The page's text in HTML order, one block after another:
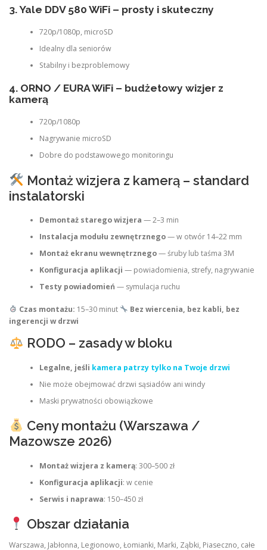
3. Yale DDV 580 WiFi – prosty i skuteczny
720p/1080p, microSD
Idealny dla seniorów
Stabilny i bezproblemowy
4. ORNO / EURA WiFi – budżetowy wizjer z
kamerą
720p/1080p
Nagrywanie microSD
Dobre do podstawowego monitoringu
Montaż wizjera z kamerą – standard
instalatorski
Demontaż starego wizjera — 2–3 min
Instalacja modułu zewnętrznego— w otwór 14–22 mm
Montaż ekranu wewnętrznego— śruby lub taśma 3M
Konfiguracja aplikacji — powiadomienia, strefy, nagrywanie
Testy powiadomień — symulacja ruchu
Czas montażu: 15–30 minut
Bez wiercenia, bez kabli, bez
ingerencji w drzwi
RODO – zasady w bloku
Legalne, jeśli kamera patrzy tylko na Twoje drzwi
Nie może obejmować drzwi sąsiadów ani windy
Maski prywatności obowiązkowe
Ceny montażu (Warszawa /
Mazowsze 2026)
Montaż wizjera z kamerą: 300–500 zł
Konfiguracja aplikacji: w cenie
Serwis i naprawa: 150–450 zł
Obszar działania
Warszawa, Jabłonna, Legionowo, Łomianki, Marki, Ząbki, Piaseczno, całe